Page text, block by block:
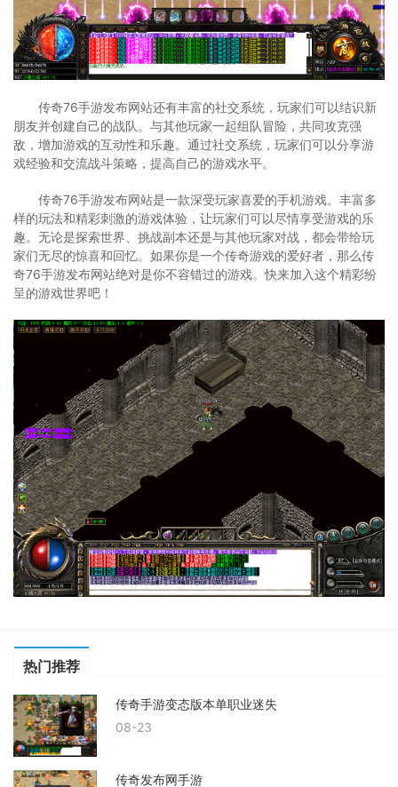
传奇76手游发布网站还有丰富的社交系统，玩家们可以结识新
朋友并创建自己的战队。与其他玩家一起组队冒险，共同攻克强
敌，增加游戏的互动性和乐趣。通过社交系统，玩家们可以分享游
戏经验和交流战斗策略，提高自己的游戏水平。
传奇76手游发布网站是一款深受玩家喜爱的手机游戏。丰富多
样的玩法和精彩刺激的游戏体验，让玩家们可以尽情享受游戏的乐
趣。无论是探索世界、挑战副本还是与其他玩家对战，都会带给玩
家们无尽的惊喜和回忆。如果你是一个传奇游戏的爱好者，那么传
奇76手游发布网站绝对是你不容错过的游戏。快来加入这个精彩纷
呈的游戏世界吧！
热门推荐
传奇手游变态版本单职业迷失
08-23
传奇发布网手游